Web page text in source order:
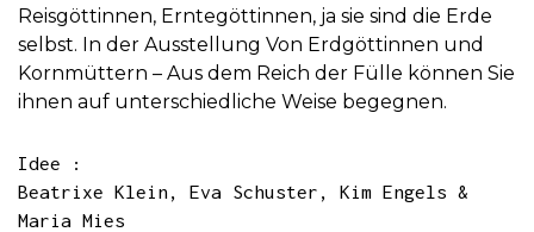
Reisgöttinnen, Erntegöttinnen, ja sie sind die Erde
selbst. In der Ausstellung Von Erdgöttinnen und
Kornmüttern – Aus dem Reich der Fülle können Sie
ihnen auf unterschiedliche Weise begegnen.
Idee :
Beatrixe Klein, Eva Schuster, Kim Engels &
Maria Mies